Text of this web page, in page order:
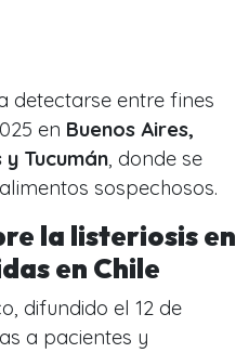
detectarse entre fines
en Buenos Aires,
Tucumán, donde se
sospechosos.
la listeriosis en
en Chile
difundido el 12 de
a pacientes y